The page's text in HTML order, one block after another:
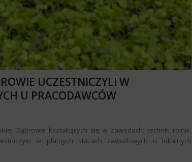
UCZESTNICZYLI W
U PRACODAWCÓW
Dąbrowie kształcących się w zawodach: technik rolnik,
w płatnych stażach zawodowych u lokalnych